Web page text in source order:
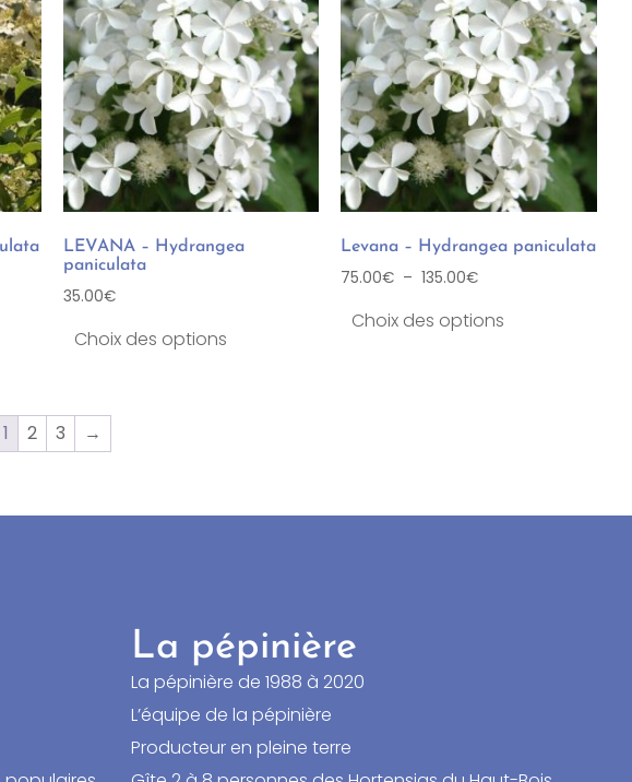
LEVANA – Hydrangea
paniculata
35.00€
Choix des options
Levana – Hydrangea paniculata
75.00€ – 135.00€
Choix des options
1 2 3 →
La pépinière
La pépinière de 1988 à 2020
L’équipe de la pépinière
Producteur en pleine terre